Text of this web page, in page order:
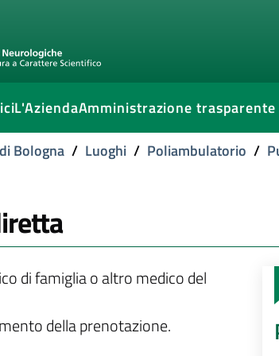
L'AziendaAmministrazione trasparente
Bologna / Luoghi / Poliambulatorio /
di famiglia o altro medico del
della prenotazione.